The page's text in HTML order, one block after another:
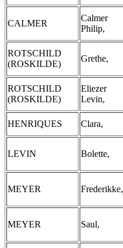
CALMER
Calmer
Philip,
ROTSCHILD
(ROSKILDE)
Grethe,
ROTSCHILD
(ROSKILDE)
Eliezer
Levin,
HENRIQUES Clara,
LEVIN Bolette,
MEYER Frederikke,
MEYER Saul,